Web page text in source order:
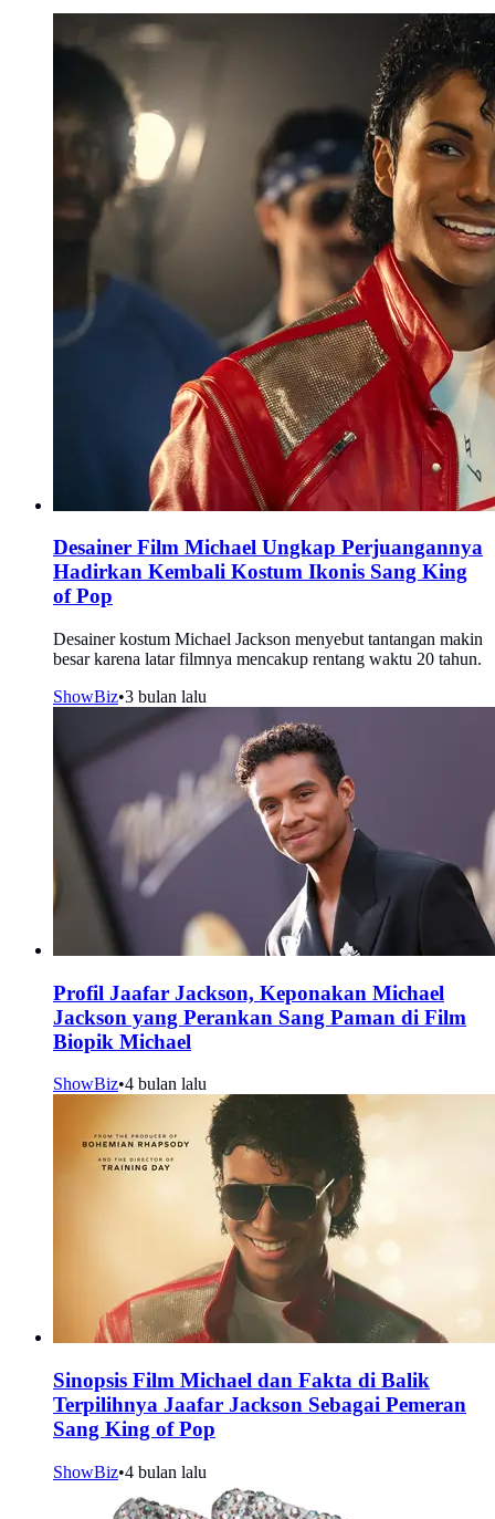
Desainer Film Michael Ungkap Perjuangannya
Hadirkan Kembali Kostum Ikonis Sang King
of Pop
Desainer kostum Michael Jackson menyebut tantangan makin
besar karena latar filmnya mencakup rentang waktu 20 tahun.
ShowBiz•3 bulan lalu
Profil Jaafar Jackson, Keponakan Michael
Jackson yang Perankan Sang Paman di Film
Biopik Michael
ShowBiz•4 bulan lalu
Sinopsis Film Michael dan Fakta di Balik
Terpilihnya Jaafar Jackson Sebagai Pemeran
Sang King of Pop
ShowBiz•4 bulan lalu